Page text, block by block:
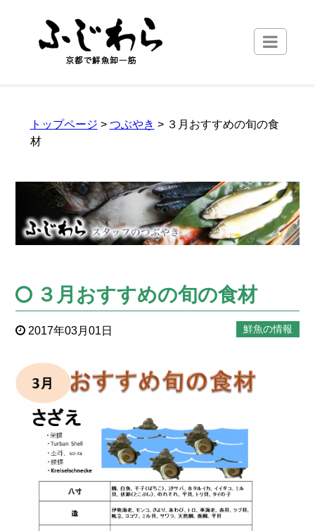
トップページ > つぶやき > ３月おすすめの旬の食
材
３月おすすめの旬の食材
2017年03月01日 鮮魚の情報